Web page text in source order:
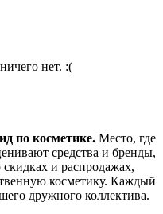
нет. :(
по косметике. Место, где
средства и бренды,
и распродажах,
косметику. Каждый
дружного коллектива.